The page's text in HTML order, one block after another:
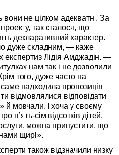
не цілком адекватні. За
так сталося, що
декларативний характер.
дуже складним, — каже
експертиз Лідія Амджадін. —
нам так і не дозволили
того, дуже часто на
надходила пропозиція
відмовлялися відповідати
й мовчали. І хоча у своєму
п’ять-сім відсотків дітей,
можна припустити, що
щирі».
також відзначили низку